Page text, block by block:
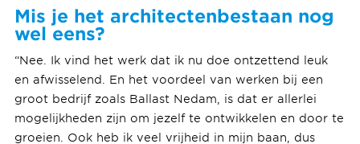
Mis je het architectenbestaan nog
wel eens?
“Nee. Ik vind het werk dat ik nu doe ontzettend leuk
en afwisselend. En het voordeel van werken bij een
groot bedrijf zoals Ballast Nedam, is dat er allerlei
mogelijkheden zijn om jezelf te ontwikkelen en door te
groeien. Ook heb ik veel vrijheid in mijn baan, dus